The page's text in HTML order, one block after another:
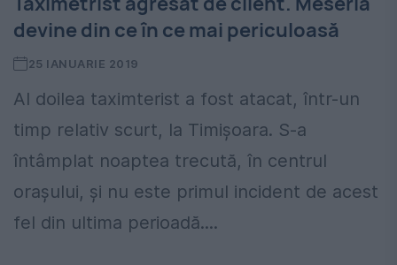
devine din ce în ce mai periculoasă
25 IANUARIE 2019
Al doilea taximterist a fost atacat, într-un
timp relativ scurt, la Timișoara. S-a
întâmplat noaptea trecută, în centrul
orașului, și nu este primul incident de acest
fel din ultima perioadă....